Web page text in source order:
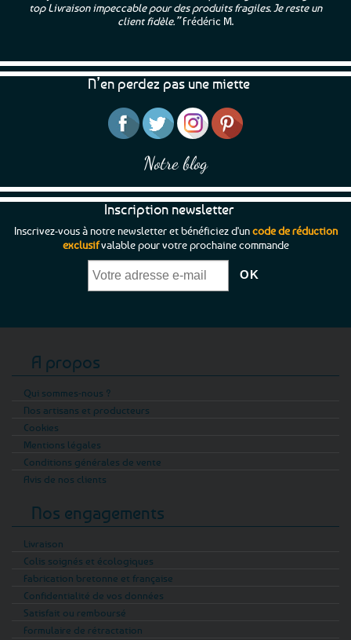
top Livraison impeccable pour des produits fragiles. Je reste un
client fidèle.”Frédéric M.
N’en perdez pas une miette
Notre blog
Inscription newsletter
Inscrivez-vous à notre newsletter et bénéficiez d'uncode de réduction
exclusifvalable pour votre prochaine commande
A propos
Qui sommes-nous ?
Nos artisans et producteurs
Cookies
Mentions légales
Conditions générales de vente
Avis de nos clients
Nos engagements
Livraison
Colis soignés et écologiques
Fabrication bretonne et française
Confidentialité de vos données
Satisfait ou remboursé
Formulaire de rétractation